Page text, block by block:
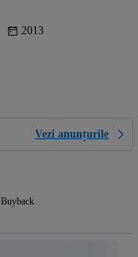
2013
Vezi anunțurile
Buyback